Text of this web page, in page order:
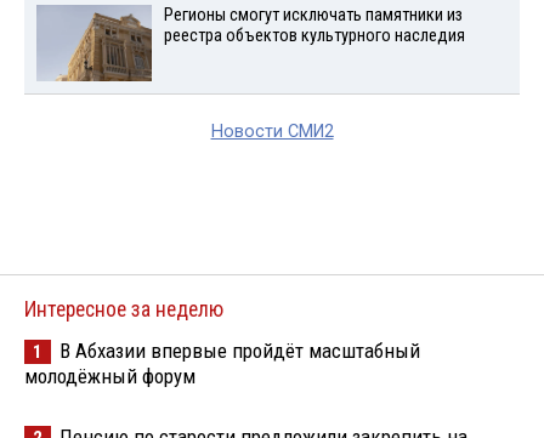
Регионы смогут исключать памятники из
реестра объектов культурного наследия
Новости СМИ2
Интересное за неделю
1
В Абхазии впервые пройдёт масштабный
молодёжный форум